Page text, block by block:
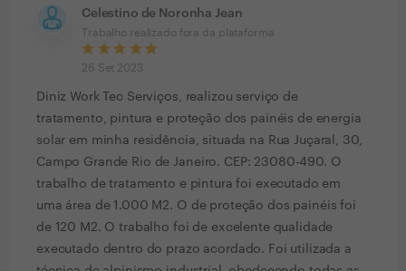
Celestino de Noronha Jean
Trabalho realizado fora da plataforma
26 Set 2023
Diniz Work Tec Serviços, realizou serviço de
tratamento, pintura e proteção dos painéis de energia
solar em minha residência, situada na Rua Juçaral, 30,
Campo Grande Rio de Janeiro. CEP: 23080-490. O
trabalho de tratamento e pintura foi executado em
uma área de 1.000 M2. O de proteção dos painéis foi
de 120 M2. O trabalho foi de excelente qualidade
executado dentro do prazo acordado. Foi utilizada a